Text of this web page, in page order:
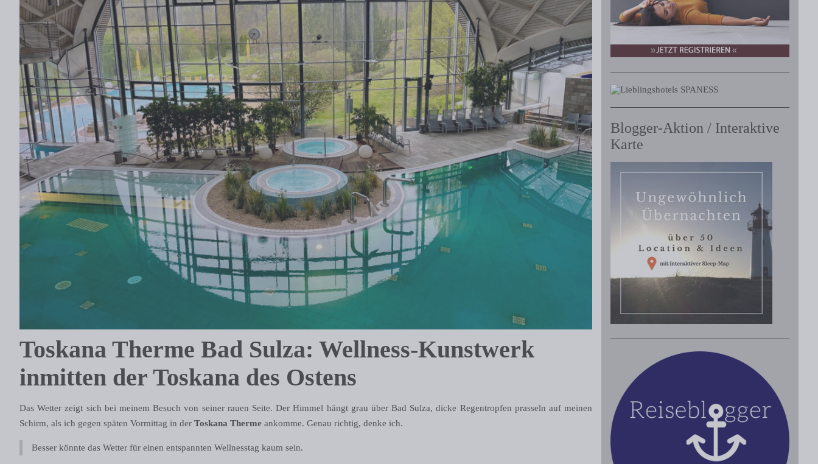
Toskana Therme Bad Sulza: Wellness-Kunstwerk
inmitten der Toskana des Ostens
Das Wetter zeigt sich bei meinem Besuch von seiner rauen Seite. Der Himmel hängt grau über Bad Sulza, dicke Regentropfen prasseln auf meinen
Schirm, als ich gegen späten Vormittag in der Toskana Therme ankomme. Genau richtig, denke ich.
Besser könnte das Wetter für einen entspannten Wellnesstag kaum sein.
Blogger-Aktion / Interaktive
Karte